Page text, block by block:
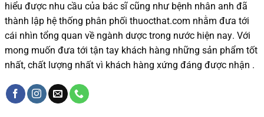
hiểu được nhu cầu của bác sĩcũng như bệnh nhân anh đã
thành lập hệ thống phân phối thuocthat.com nhằm đưa tới
cái nhìn tổng quan về ngành dược trong nước hiện nay. Với
mong muốn đưa tới tận tay khách hàng những sản phẩm tốt
nhất, chất lượng nhất vì khách hàng xứng đáng được nhận .